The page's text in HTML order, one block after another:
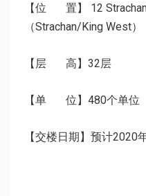
【位 置】 12
（Strachan/King West）
【层 高】32层
【单 位】480个单位
【交楼日期】预计2020